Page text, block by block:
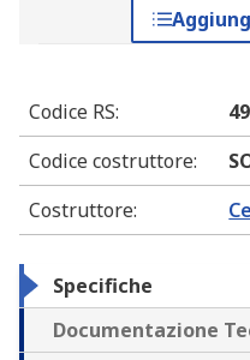
Codice RS:
Codice costruttore:
Costruttore:
Specifiche
Documentazione